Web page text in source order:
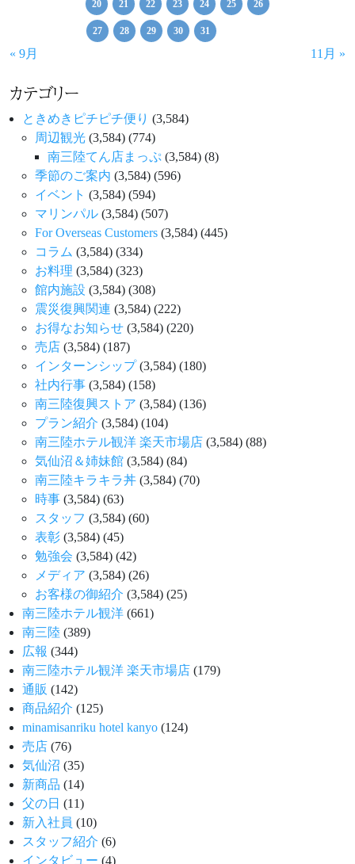
20 21 22 23 24 25 26
27 28 29 30 31
« 9月 11月 »
カテゴリー
ときめきピチピチ便り (3,584)
周辺観光 (3,584) (774)
南三陸てん店まっぷ (3,584) (8)
季節のご案内 (3,584) (596)
イベント (3,584) (594)
マリンパル (3,584) (507)
For Overseas Customers (3,584) (445)
コラム (3,584) (334)
お料理 (3,584) (323)
館内施設 (3,584) (308)
震災復興関連 (3,584) (222)
お得なお知らせ (3,584) (220)
売店 (3,584) (187)
インターンシップ(3,584) (180)
社内行事 (3,584) (158)
南三陸復興ストア (3,584) (136)
プラン紹介 (3,584) (104)
南三陸ホテル観洋 楽天市場店 (3,584) (88)
気仙沼＆姉妹館 (3,584) (84)
南三陸キラキラ丼 (3,584) (70)
時事 (3,584) (63)
スタッフ (3,584) (60)
表彰 (3,584) (45)
勉強会 (3,584) (42)
メディア (3,584) (26)
お客様の御紹介 (3,584) (25)
南三陸ホテル観洋 (661)
南三陸 (389)
広報 (344)
南三陸ホテル観洋 楽天市場店 (179)
通販 (142)
商品紹介 (125)
minamisanriku hotel kanyo (124)
売店 (76)
気仙沼 (35)
新商品 (14)
父の日 (11)
新入社員 (10)
スタッフ紹介 (6)
インタビュー (4)